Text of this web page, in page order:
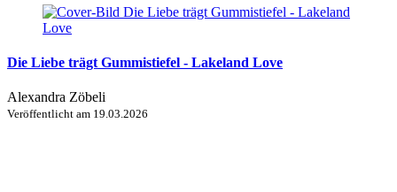
Die Liebe trägt Gummistiefel - Lakeland Love
Alexandra Zöbeli
Veröffentlicht am 19.03.2026